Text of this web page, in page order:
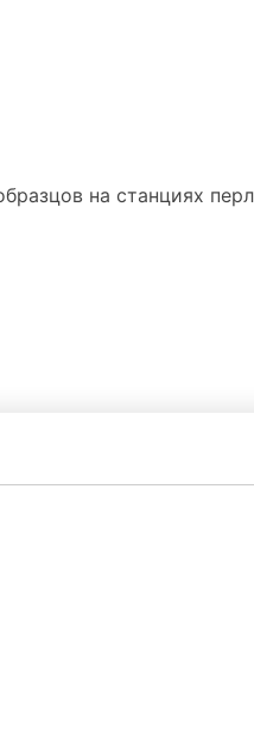
на станциях